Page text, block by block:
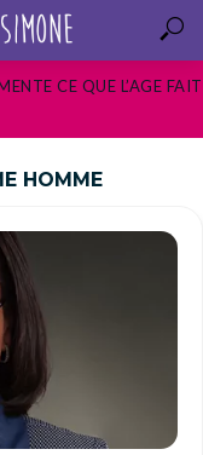
CE QUE L’AGE FAIT
HOMME